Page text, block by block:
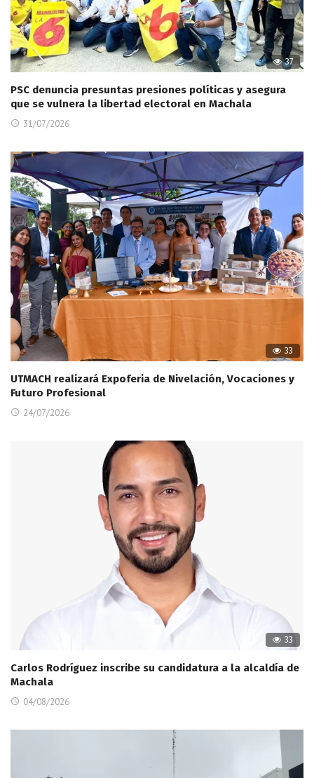
37
PSC denuncia presuntas presiones políticas y asegura
que se vulnera la libertad electoral en Machala
31/07/2026
33
UTMACH realizará Expoferia de Nivelación, Vocaciones y
Futuro Profesional
24/07/2026
33
Carlos Rodríguez inscribe su candidatura a la alcaldía de
Machala
04/08/2026